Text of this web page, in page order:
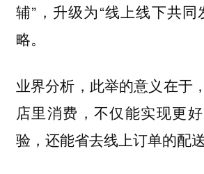
辅”，升级为“线上线下共同
略。
业界分析，此举的意义在于
店里消费，不仅能实现更
验，还能省去线上订单的配送